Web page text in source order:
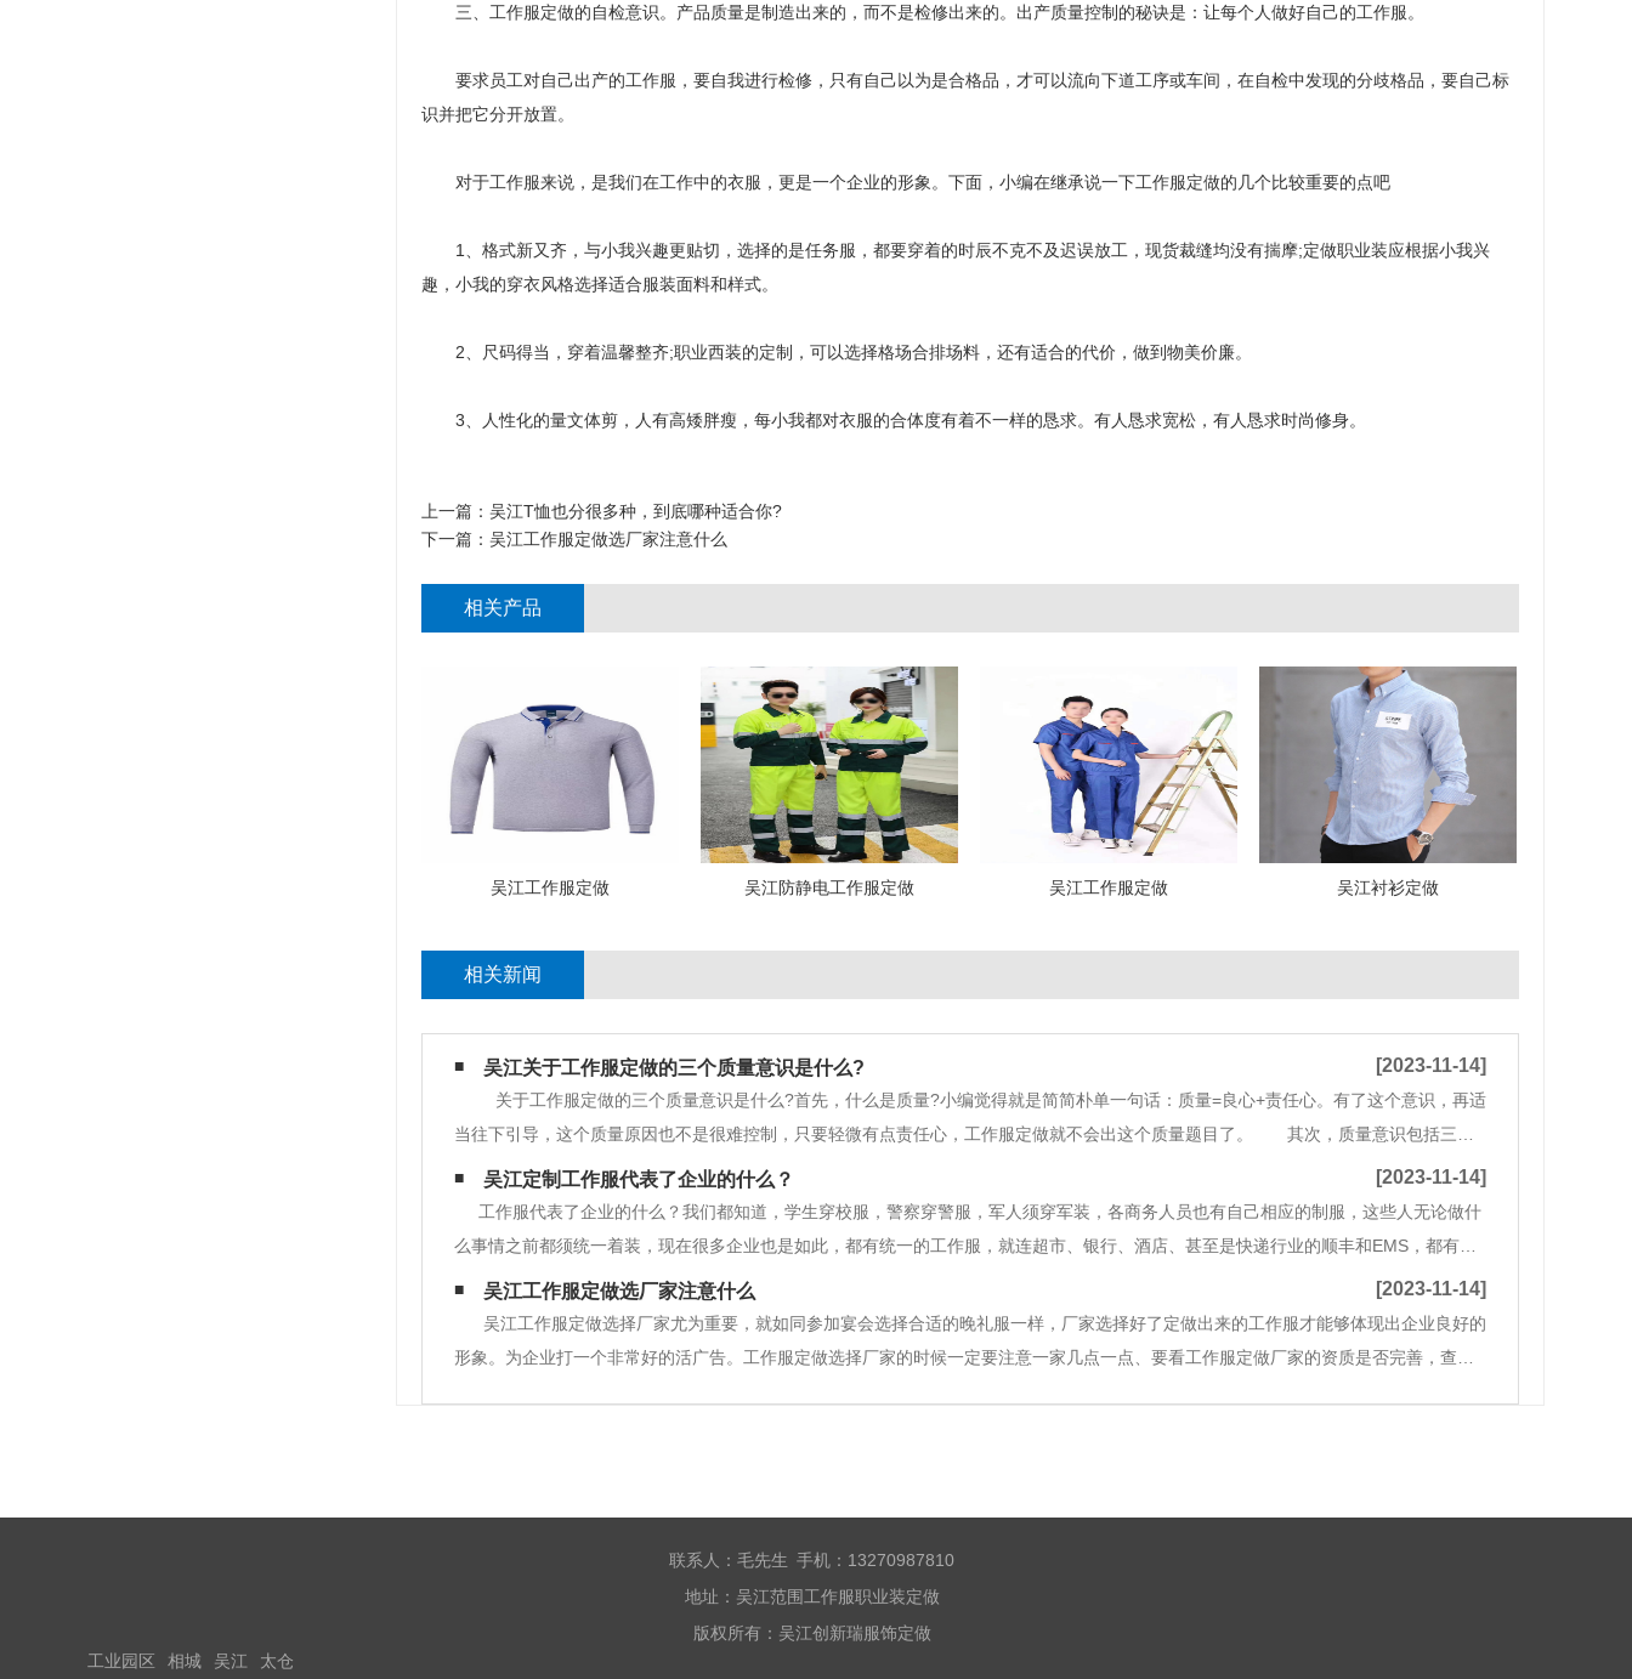
三、工作服定做的自检意识。产品质量是制造出来的，而不是检修出来的。出产质量控制的秘诀是：让每个人做好自己的工作服。
要求员工对自己出产的工作服，要自我进行检修，只有自己以为是合格品，才可以流向下道工序或车间，在自检中发现的分歧格品，要自己标
识并把它分开放置。
对于工作服来说，是我们在工作中的衣服，更是一个企业的形象。下面，小编在继承说一下工作服定做的几个比较重要的点吧
1、格式新又齐，与小我兴趣更贴切，选择的是任务服，都要穿着的时辰不克不及迟误放工，现货裁缝均没有揣摩;定做职业装应根据小我兴
趣，小我的穿衣风格选择适合服装面料和样式。
2、尺码得当，穿着温馨整齐;职业西装的定制，可以选择格场合排场料，还有适合的代价，做到物美价廉。
3、人性化的量文体剪，人有高矮胖瘦，每小我都对衣服的合体度有着不一样的恳求。有人恳求宽松，有人恳求时尚修身。
上一篇： 吴江T恤也分很多种，到底哪种适合你?
下一篇： 吴江工作服定做选厂家注意什么
相关产品
吴江工作服定做 吴江防静电工作服定做 吴江工作服定做 吴江衬衫定做
相关新闻
吴江关于工作服定做的三个质量意识是什么? [2023-11-14]
关于工作服定做的三个质量意识是什么?首先，什么是质量?小编觉得就是简简朴单一句话：质量=良心+责任心。有了这个意识，再适
当往下引导，这个质量原因也不是很难控制，只要轻微有点责任心，工作服定做就不会出这个质量题目了。 其次，质量意识包括三
点： 一、工作服定做的互检意识。对于上道工序或车间流过来的工作服，员工不要看都不看，就忽拉拉往下做，要检修以为是合格
品，才可以进行出产，对查到上工序或车间的质
吴江定制工作服代表了企业的什么？ [2023-11-14]
工作服代表了企业的什么？我们都知道，学生穿校服，警察穿警服，军人须穿军装，各商务人员也有自己相应的制服，这些人无论做什
么事情之前都须统一着装，现在很多企业也是如此，都有统一的工作服，就连超市、银行、酒店、甚至是快递行业的顺丰和EMS，都有统
一的工作服。为什么现如今的企业如此重视员工的着装？随着中国企业不发的不断前进，工作服俨然成了企业文化中必不可少的组成部
分。虽然工作服看起来不时髦，不好看，但它们
吴江工作服定做选厂家注意什么 [2023-11-14]
吴江工作服定做选择厂家尤为重要，就如同参加宴会选择合适的晚礼服一样，厂家选择好了定做出来的工作服才能够体现出企业良好的
形象。为企业打一个非常好的活广告。工作服定做选择厂家的时候一定要注意一家几点一点、要看工作服定做厂家的资质是否完善，查看
联系人：毛先生 手机：13270987810
地址：吴江范围工作服职业装定做
版权所有：吴江创新瑞服饰定做
工业园区
相城 吴江 太仓